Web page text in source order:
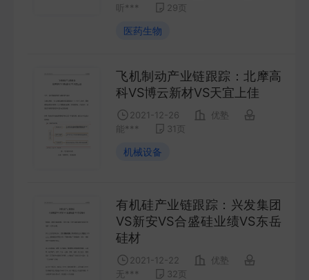
期货研究
FUTURES
听***
29 页
医药生物
飞机制动产业链跟踪：北摩高
科VS博云新材VS天宜上佳
2021-12-26
优塾
能***
31 页
机械设备
有机硅产业链跟踪：兴发集团
VS新安VS合盛硅业绩VS东岳
硅材
2021-12-22
优塾
无***
32 页